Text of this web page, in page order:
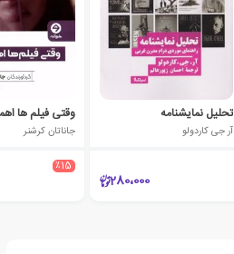
تحلیل نمایشنامه
آر جی کاردولو
280،000
وقتی فیلم ها
جاناتان کرشنر
٪15